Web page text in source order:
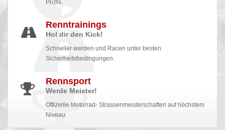
Profis.
Renntrainings
Hol dir den Kick!
Schneller werden und Racen unter besten
Sicherheitsbedingungen.
Rennsport
Werde Meister!
Offizielle Motorrad- Strassenmeisterschaften auf höchstem
Niveau.